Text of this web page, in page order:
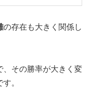
の存在も大きく関係し
、その勝率が大きく変
。